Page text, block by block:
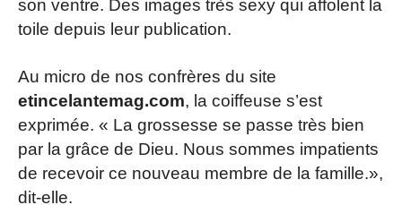
son ventre. Des images très sexy qui affolent la
toile depuis leur publication.
Au micro de nos confrères du site
etincelantemag.com, la coiffeuse s’est
exprimée. « La grossesse se passe très bien
par la grâce de Dieu. Nous sommes impatients
de recevoir ce nouveau membre de la famille.»,
dit-elle.